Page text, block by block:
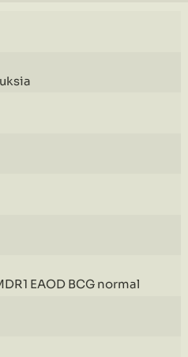
EAOD BCG normal